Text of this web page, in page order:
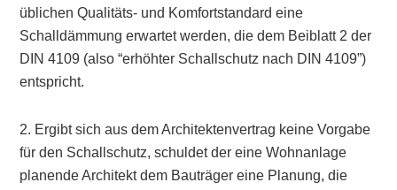
üblichen Qualitäts- und Komfortstandard eine
Schalldämmung erwartet werden, die dem Beiblatt 2 der
DIN 4109 (also “erhöhter Schallschutz nach DIN 4109”)
entspricht.
2. Ergibt sich aus dem Architektenvertrag keine Vorgabe
für den Schallschutz, schuldet der eine Wohnanlage
planende Architekt dem Bauträger eine Planung, die